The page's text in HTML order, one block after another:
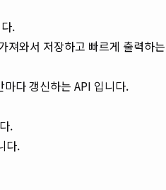
.
져와서 저장하고 빠르게 출력하
다 갱신하는 API 입니다.
.
다.